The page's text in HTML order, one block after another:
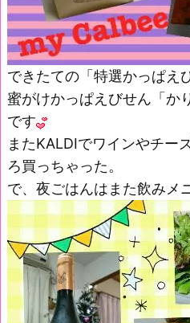
できたての「特選かっぱえ
蜜がけかっぱえびせん「か
です
またKALDIでワインやチー
ろ買っちゃった。
で、夜ごはんはまた飲みメ